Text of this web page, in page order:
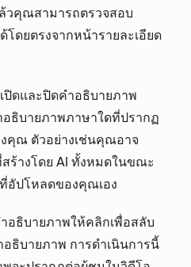
วคุณสามารถตรวจสอบ
โดยตรงจากหน้ารายละเอียด
ดและปิดคำอธิบายภาพ
ธิบายภาพภาษาใดที่ปรากฏ
คุณ ตัวอย่างเช่นคุณอาจ
ร้างโดย AI ทั้งหมดในขณะ
อัปโหลดของคุณเอง
อธิบายภาพให้คลิกเพื่อสลับ
ธิบายภาพ การดำเนินการนี้